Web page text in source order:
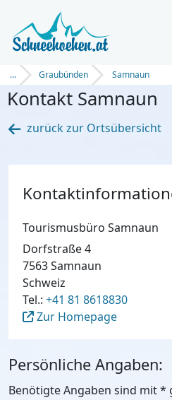
... Graubünden Samnaun
Kontakt Samnaun
zurück zur Ortsübersicht
Persönliche Angaben:
Benötigte Angaben sind mit*
Tourismusbüro Samnaun
Dorfstraße 4
7563 Samnaun
Schweiz
Tel.: +41 81 8618830
Zur Homepage